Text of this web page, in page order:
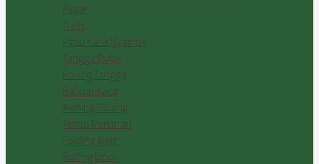
Pagar
Tralis
Pintu Kasa Nyamuk
Tangga Putar
Railing Tangga
Balkon Kaca
Awning Gulung
Tenda Membran
Folding Gate
Rolling Door